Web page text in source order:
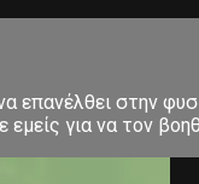
επανέλθει στην
για να τον